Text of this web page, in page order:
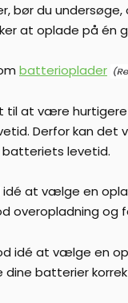
bør du
at oplade på én
batterioplader
til at være
Derfor kan
levetid.
at vælge en
overopladning og
idé at vælge en
batterier